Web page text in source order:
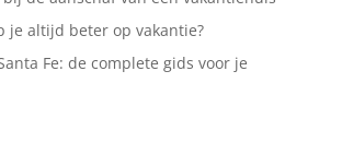
je altijd beter op vakantie?
Fe: de complete gids voor je